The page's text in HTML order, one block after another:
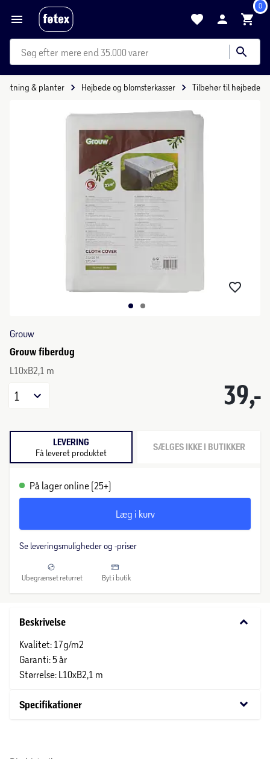
0
mere end 35.000 varer
& planter Højbede og blomsterkasser Tilbehør til højbede
Grouw
Grouw fiberdug
L10xB2,1 m
39,-
1
LEVERING
Få leveret produktet SÆLGES IKKE I BUTIKKER
På lager online (25+)
Læg i kurv
Se leveringsmuligheder og -priser
Ubegrænset returret Byt i butik
Beskrivelse keyboard_arrow_down
Kvalitet: 17g/m2
Garanti: 5 år
Størrelse: L10xB2,1 m
Specifikationer keyboard_arrow_down